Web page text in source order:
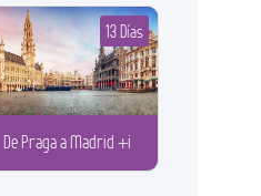
De Praga a Madrid +i
13 Días